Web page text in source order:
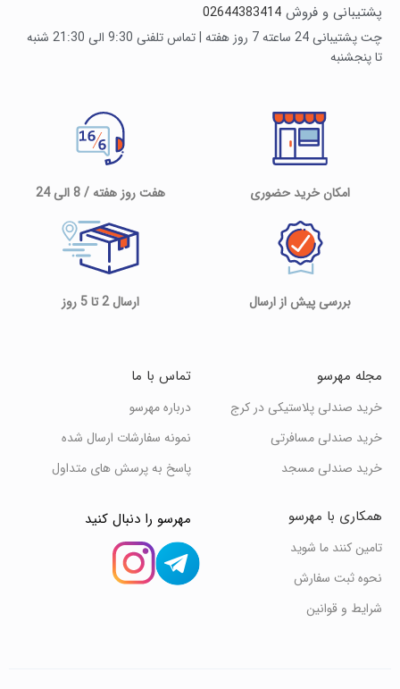
پشتیبانی و فروش 02644383414
چت پشتیبانی 24 ساعته 7 روز هفته | تماس تلفنی 9:30 الی 21:30 شنبه
تا پنجشنبه
امکان خرید حضوری هفت روز هفته / 8 الی 24
بررسی پیش از ارسال ارسال 2 تا 5 روز
مجله مهرسو
خرید صندلی پلاستیکی در کرج
خرید صندلی مسافرتی
خرید صندلی مسجد
تماس با ما
درباره مهرسو
نمونه سفارشات ارسال شده
پاسخ به پرسش های متداول
همکاری با مهرسو
تامین کنند ما شوید
نحوه ثبت سفارش
شرایط و قوانین
مهرسو را دنبال کنید